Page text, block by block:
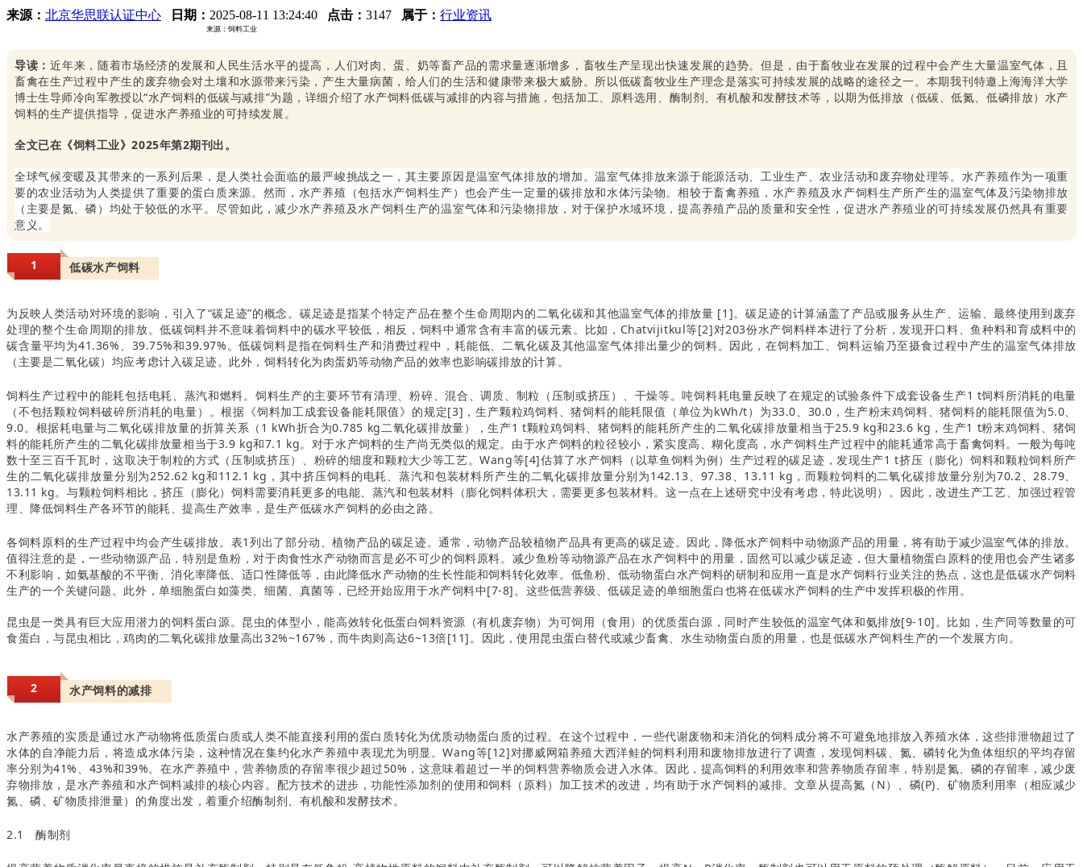
来源： 北京华思联认证中心 日期： 2025-08-11 13:24:40 点击： 3147 属于： 行业资讯
来源：饲料工业
导读：近年来，随着市场经济的发展和人民生活水平的提高，人们对肉、蛋、奶等畜产品的需求量逐渐增多，畜牧生产呈现出快速发展的趋势。但是，由于畜牧业在发展的过程中会产生大量温室气体，且
畜禽在生产过程中产生的废弃物会对土壤和水源带来污染，产生大量病菌，给人们的生活和健康带来极大威胁。所以低碳畜牧业生产理念是落实可持续发展的战略的途径之一。本期我刊特邀上海海洋大学
博士生导师冷向军教授以“水产饲料的低碳与减排”为题，详细介绍了水产饲料低碳与减排的内容与措施，包括加工、原料选用、酶制剂、有机酸和发酵技术等，以期为低排放（低碳、低氮、低磷排放）水产
饲料的生产提供指导，促进水产养殖业的可持续发展。
全文已在《饲料工业》2025年第2期刊出。
全球气候变暖及其带来的一系列后果，是人类社会面临的最严峻挑战之一，其主要原因是温室气体排放的增加。温室气体排放来源于能源活动、工业生产、农业活动和废弃物处理等。水产养殖作为一项重
要的农业活动为人类提供了重要的蛋白质来源。然而，水产养殖（包括水产饲料生产）也会产生一定量的碳排放和水体污染物。相较于畜禽养殖，水产养殖及水产饲料生产所产生的温室气体及污染物排放
（主要是氮、磷）均处于较低的水平。尽管如此，减少水产养殖及水产饲料生产的温室气体和污染物排放，对于保护水域环境，提高养殖产品的质量和安全性，促进水产养殖业的可持续发展仍然具有重要
意义。
1 低碳水产饲料
为反映人类活动对环境的影响，引入了“碳足迹”的概念。碳足迹是指某个特定产品在整个生命周期内的二氧化碳和其他温室气体的排放量 [1]。碳足迹的计算涵盖了产品或服务从生产、运输、最终使用到废弃
处理的整个生命周期的排放。低碳饲料并不意味着饲料中的碳水平较低，相反，饲料中通常含有丰富的碳元素。比如，Chatvijitkul等[2]对203份水产饲料样本进行了分析，发现开口料、鱼种料和育成料中的
碳含量平均为41.36%、39.75%和39.97%。低碳饲料是指在饲料生产和消费过程中，耗能低、二氧化碳及其他温室气体排出量少的饲料。因此，在饲料加工、饲料运输乃至摄食过程中产生的温室气体排放
（主要是二氧化碳）均应考虑计入碳足迹。此外，饲料转化为肉蛋奶等动物产品的效率也影响碳排放的计算。
饲料生产过程中的能耗包括电耗、蒸汽和燃料。饲料生产的主要环节有清理、粉碎、混合、调质、制粒（压制或挤压）、干燥等。吨饲料耗电量反映了在规定的试验条件下成套设备生产1 t饲料所消耗的电量
（不包括颗粒饲料破碎所消耗的电量）。根据《饲料加工成套设备能耗限值》的规定[3]，生产颗粒鸡饲料、猪饲料的能耗限值（单位为kWh/t）为33.0、30.0，生产粉末鸡饲料、猪饲料的能耗限值为5.0、
9.0。根据耗电量与二氧化碳排放量的折算关系（1 kWh折合为0.785 kg二氧化碳排放量），生产1 t颗粒鸡饲料、猪饲料的能耗所产生的二氧化碳排放量相当于25.9 kg和23.6 kg，生产1 t粉末鸡饲料、猪饲
料的能耗所产生的二氧化碳排放量相当于3.9 kg和7.1 kg。对于水产饲料的生产尚无类似的规定。由于水产饲料的粒径较小，紧实度高、糊化度高，水产饲料生产过程中的能耗通常高于畜禽饲料。一般为每吨
数十至三百千瓦时，这取决于制粒的方式（压制或挤压）、粉碎的细度和颗粒大少等工艺。Wang等[4]估算了水产饲料（以草鱼饲料为例）生产过程的碳足迹，发现生产1 t挤压（膨化）饲料和颗粒饲料所产
生的二氧化碳排放量分别为252.62 kg和112.1 kg，其中挤压饲料的电耗、蒸汽和包装材料所产生的二氧化碳排放量分别为142.13、97.38、13.11 kg，而颗粒饲料的二氧化碳排放量分别为70.2、28.79、
13.11 kg。与颗粒饲料相比，挤压（膨化）饲料需要消耗更多的电能、蒸汽和包装材料（膨化饲料体积大，需要更多包装材料。这一点在上述研究中没有考虑，特此说明）。因此，改进生产工艺、加强过程管
理、降低饲料生产各环节的能耗、提高生产效率，是生产低碳水产饲料的必由之路。
各饲料原料的生产过程中均会产生碳排放。表1列出了部分动、植物产品的碳足迹。通常，动物产品较植物产品具有更高的碳足迹。因此，降低水产饲料中动物源产品的用量，将有助于减少温室气体的排放。
值得注意的是，一些动物源产品，特别是鱼粉，对于肉食性水产动物而言是必不可少的饲料原料。减少鱼粉等动物源产品在水产饲料中的用量，固然可以减少碳足迹，但大量植物蛋白原料的使用也会产生诸多
不利影响，如氨基酸的不平衡、消化率降低、适口性降低等，由此降低水产动物的生长性能和饲料转化效率。低鱼粉、低动物蛋白水产饲料的研制和应用一直是水产饲料行业关注的热点，这也是低碳水产饲料
生产的一个关键问题。此外，单细胞蛋白如藻类、细菌、真菌等，已经开始应用于水产饲料中[7-8]。这些低营养级、低碳足迹的单细胞蛋白也将在低碳水产饲料的生产中发挥积极的作用。
昆虫是一类具有巨大应用潜力的饲料蛋白源。昆虫的体型小，能高效转化低蛋白饲料资源（有机废弃物）为可饲用（食用）的优质蛋白源，同时产生较低的温室气体和氨排放[9-10]。比如，生产同等数量的可
食蛋白，与昆虫相比，鸡肉的二氧化碳排放量高出32%~167%，而牛肉则高达6~13倍[11]。因此，使用昆虫蛋白替代或减少畜禽、水生动物蛋白质的用量，也是低碳水产饲料生产的一个发展方向。
2 水产饲料的减排
水产养殖的实质是通过水产动物将低质蛋白质或人类不能直接利用的蛋白质转化为优质动物蛋白质的过程。在这个过程中，一些代谢废物和未消化的饲料成分将不可避免地排放入养殖水体，这些排泄物超过了
水体的自净能力后，将造成水体污染，这种情况在集约化水产养殖中表现尤为明显。Wang等[12]对挪威网箱养殖大西洋鲑的饲料利用和废物排放进行了调查，发现饲料碳、氮、磷转化为鱼体组织的平均存留
率分别为41%、43%和39%。在水产养殖中，营养物质的存留率很少超过50%，这意味着超过一半的饲料营养物质会进入水体。因此，提高饲料的利用效率和营养物质存留率，特别是氮、磷的存留率，减少废
弃物排放，是水产养殖和水产饲料减排的核心内容。配方技术的进步，功能性添加剂的使用和饲料（原料）加工技术的改进，均有助于水产饲料的减排。文章从提高氮（N）、磷(P)、矿物质利用率（相应减少
氮、磷、矿物质排泄量）的角度出发，着重介绍酶制剂、有机酸和发酵技术。
2.1 酶制剂